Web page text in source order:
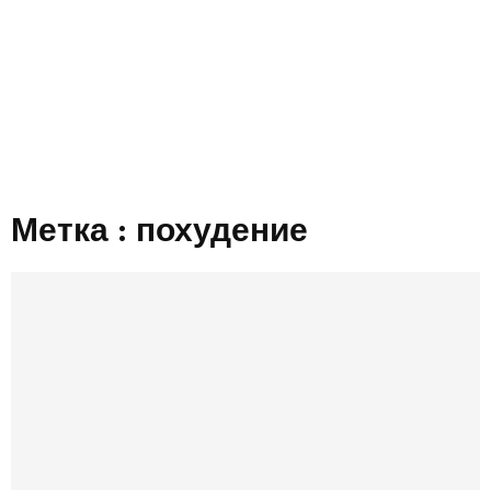
Метка : похудение